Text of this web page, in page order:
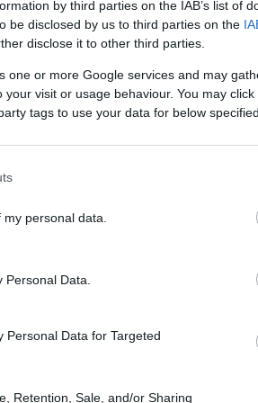
by third parties on the IAB’s list of
be disclosed by us to third parties on the
disclose it to other third parties.
one or more Google services and may
visit or usage behaviour. You may
tags to use your data for below
personal data.
Data.
Personal Data for Targeted
Retention, Sale, and/or Sharing
negativa e indica cierta
de los consumidores está
mercado laboral y las
la inflación sigue
de los costos de los
al consumo, con